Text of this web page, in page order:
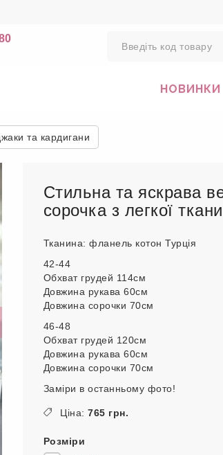
НОВИНКИ
та кардигани
Стильна та яскрава
сорочка з легкої
Тканина: фланель котон Турція
42-44
Обхват грудей 114см
Довжина рукава 60см
Довжина сорочки 70см
46-48
Обхват грудей 120см
Довжина рукава 60см
Довжина сорочки 70см
Заміри в останньому фото!
Ціна: 765 грн.
Розміри